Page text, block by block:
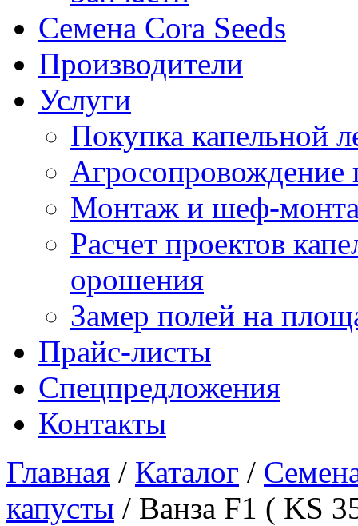
Семена Cora Seeds
Производители
Услуги
Покупка капельной
Агросопровождение
Монтаж и шеф-
Расчет проектов
орошения
Замер полей на
Прайс-листы
Спецпредложения
Контакты
Главная / Каталог /
капусты / Ванза F1 ( KS